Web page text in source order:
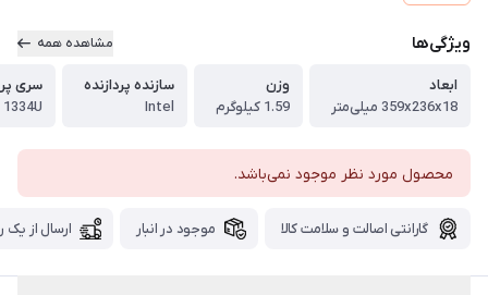
ویژگی‌ها مشاهده همه
ابعاد
359x236x18 میلی‌متر
وزن
1.59 کیلوگرم
سازنده پردازنده
Intel
سری
محصول مورد نظر موجود نمی‌باشد.
گارانتی اصالت و سلامت کالا موجود در انبار ارسال از یک